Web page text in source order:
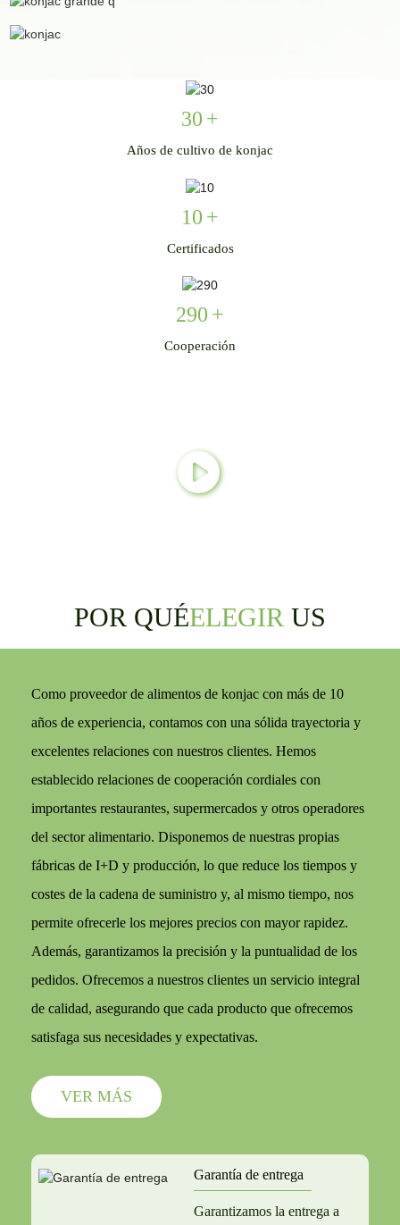
30 +
Años de cultivo de konjac
10 +
Certificados
290 +
Cooperación
POR QUÉELEGIR US
Como proveedor de alimentos de konjac con más de 10
años de experiencia, contamos con una sólida trayectoria y
excelentes relaciones con nuestros clientes. Hemos
establecido relaciones de cooperación cordiales con
importantes restaurantes, supermercados y otros operadores
del sector alimentario. Disponemos de nuestras propias
fábricas de I+D y producción, lo que reduce los tiempos y
costes de la cadena de suministro y, al mismo tiempo, nos
permite ofrecerle los mejores precios con mayor rapidez.
Además, garantizamos la precisión y la puntualidad de los
pedidos. Ofrecemos a nuestros clientes un servicio integral
de calidad, asegurando que cada producto que ofrecemos
satisfaga sus necesidades y expectativas.
VER MÁS
Garantía de entrega
Garantizamos la entrega a